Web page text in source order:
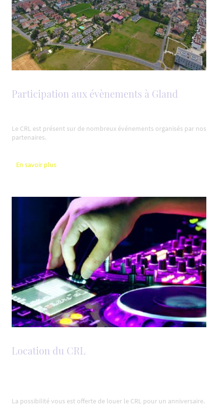
Participation aux évènements à Gland
Le CRL est présent sur de nombreux événements organisés par nos
partenaires.
En savoir plus
Location du CRL
La possibilité vous est offerte de louer le CRL pour un anniversaire.